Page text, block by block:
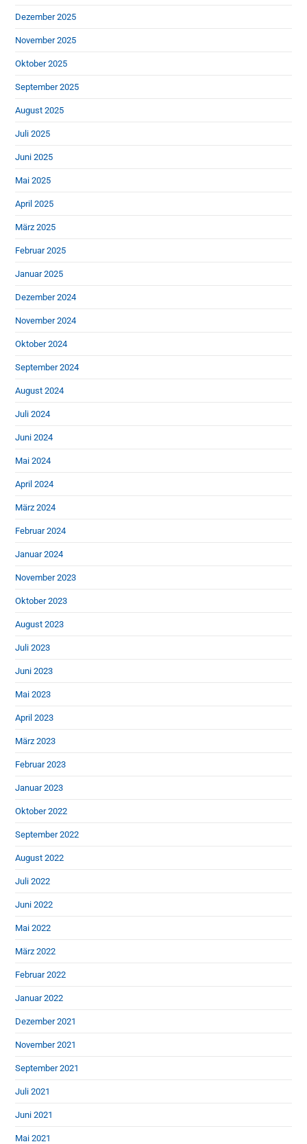
Dezember 2025
November 2025
Oktober 2025
September 2025
August 2025
Juli 2025
Juni 2025
Mai 2025
April 2025
März 2025
Februar 2025
Januar 2025
Dezember 2024
November 2024
Oktober 2024
September 2024
August 2024
Juli 2024
Juni 2024
Mai 2024
April 2024
März 2024
Februar 2024
Januar 2024
November 2023
Oktober 2023
August 2023
Juli 2023
Juni 2023
Mai 2023
April 2023
März 2023
Februar 2023
Januar 2023
Oktober 2022
September 2022
August 2022
Juli 2022
Juni 2022
Mai 2022
März 2022
Februar 2022
Januar 2022
Dezember 2021
November 2021
September 2021
Juli 2021
Juni 2021
Mai 2021